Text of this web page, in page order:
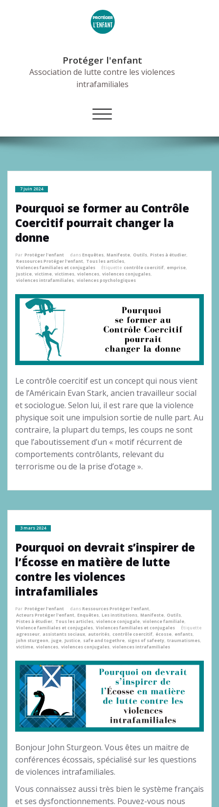
Protéger l'enfant
Association de lutte contre les violences
intrafamiliales
Afficher/masquer
la
7 juin 2024
Pourquoi se former au Contrôle
Coercitif pourrait changer la
donne
Par Protéger l'enfant dansEnquêtes, Manifeste, Outils, Pistes à étudier,
Ressources Protéger l'enfant, Tous les articles,
Violences familiales et conjugales
Étiquette contrôle coercitif, emprise,
Justice, victime, victimes, violences, violences conjugales,
violences intrafamiliales, violences psychologiques
Le contrôle coercitif est un concept qui nous vient
de l’Américain Evan Stark, ancien travailleur social
et sociologue. Selon lui, il est rare que la violence
physique soit une impulsion sortie de nulle part. Au
contraire, la plupart du temps, les coups ne sont
que l’aboutissement d’un « motif récurrent de
comportements contrôlants, relevant du
terrorisme ou de la prise d’otage ».
3 mars 2024
Pourquoi on devrait s’inspirer de
l’Écosse en matière de lutte
contre les violences
intrafamiliales
Par Protéger l'enfant dansRessources Protéger l'enfant,
Acteurs Protéger l'enfant, Enquêtes, Les institutions, Manifeste, Outils,
Pistes à étudier, Tous les articles, violence conjugale, violence familiale,
Violence familiales et conjugales, Violences familiales et conjugales
Étiquette
agresseur, assistants sociaux, autorités, contrôle coercitif, écosse, enfants,
john sturgeon, juge, Justice, safe and togethre, signs of safeety, traumatismes,
victime, violences, violences conjugales, violences intrafamiliales
Bonjour John Sturgeon. Vous êtes un maitre de
conférences écossais, spécialisé sur les questions
de violences intrafamiliales.
Vous connaissez aussi très bien le système français
et ses dysfonctionnements. Pouvez-vous nous